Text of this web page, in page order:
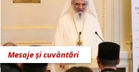
Mesaje și cuvântări